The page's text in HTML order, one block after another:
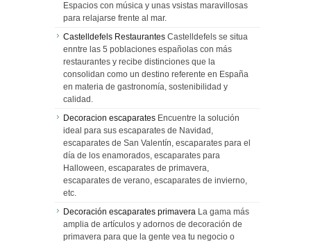
Espacios con música y unas vsistas maravillosas
para relajarse frente al mar.
Castelldefels Restaurantes Castelldefels se situa
enntre las 5 poblaciones españolas con más
restaurantes y recibe distinciones que la
consolidan como un destino referente en España
en materia de gastronomía, sostenibilidad y
calidad.
Decoracion escaparates Encuentre la solución
ideal para sus escaparates de Navidad,
escaparates de San Valentín, escaparates para el
día de los enamorados, escaparates para
Halloween, escaparates de primavera,
escaparates de verano, escaparates de invierno,
etc.
Decoración escaparates primavera La gama más
amplia de artículos y adornos de decoración de
primavera para que la gente vea tu negocio o